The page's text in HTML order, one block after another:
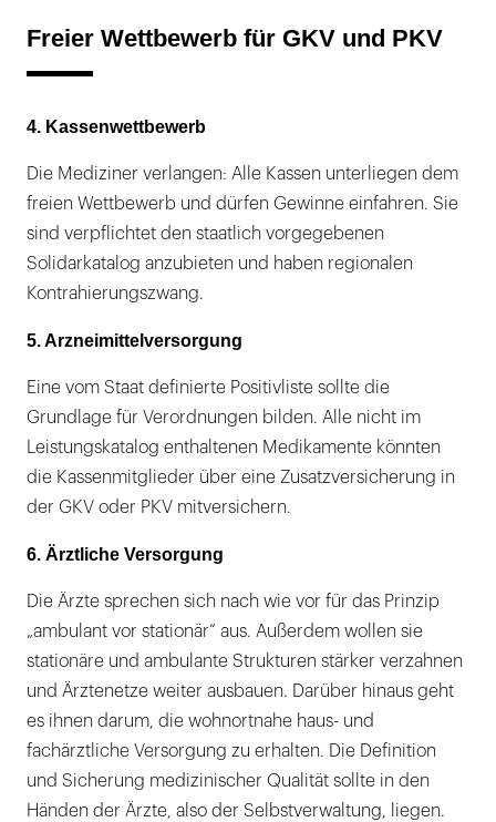
Freier Wettbewerb für GKV und PKV
4. Kassenwettbewerb
Die Mediziner verlangen: Alle Kassen unterliegen dem
freien Wettbewerb und dürfen Gewinne einfahren. Sie
sind verpflichtet den staatlich vorgegebenen
Solidarkatalog anzubieten und haben regionalen
Kontrahierungszwang.
5. Arzneimittelversorgung
Eine vom Staat definierte Positivliste sollte die
Grundlage für Verordnungen bilden. Alle nicht im
Leistungskatalog enthaltenen Medikamente könnten
die Kassenmitglieder über eine Zusatzversicherung in
der GKV oder PKV mitversichern.
6. Ärztliche Versorgung
Die Ärzte sprechen sich nach wie vor für das Prinzip
„ambulant vor stationär“ aus. Außerdem wollen sie
stationäre und ambulante Strukturen stärker verzahnen
und Ärztenetze weiter ausbauen. Darüber hinaus geht
es ihnen darum, die wohnortnahe haus- und
fachärztliche Versorgung zu erhalten. Die Definition
und Sicherung medizinischer Qualität sollte in den
Händen der Ärzte, also der Selbstverwaltung, liegen.